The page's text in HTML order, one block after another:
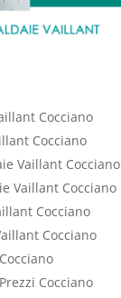
Cocciano
Cocciano
Vaillant Cocciano
Vaillant Cocciano
Cocciano
Cocciano
Cocciano